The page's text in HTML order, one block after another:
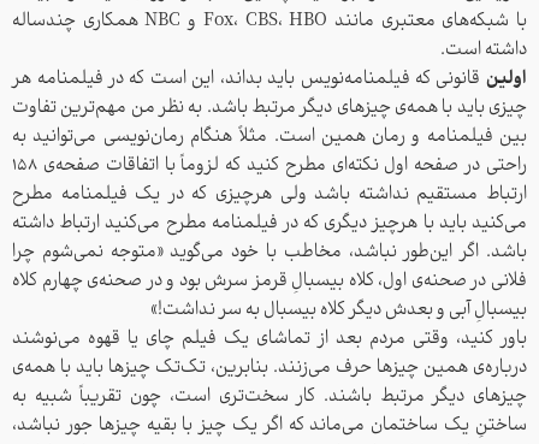
با شبکه‌های معتبری مانند Fox، CBS، HBO و NBC همکاری چندساله
داشته است.
اولین قانونی که فیلمنامه‌نویس‌ باید بداند، این است که در فیلمنامه هر
چیزی باید با همه‌ی چیزهای دیگر مرتبط باشد. به نظر من مهم‌ترین تفاوت
بین فیلمنامه و رمان همین است. مثلاً هنگام رمان‌نویسی می‌توانید به
راحتی در صفحه اول نکته‌ای مطرح کنید که لزوماً با اتفاقات صفحه‌ی 158
ارتباط مستقیم نداشته باشد ولی هرچیزی که در یک فیلمنامه مطرح
می‌کنید باید با هرچیز دیگری که در فیلمنامه مطرح می‌کنید ارتباط داشته
باشد. اگر این‌طور نباشد، مخاطب با خود می‌گوید «متوجه نمی‌شوم چرا
فلانی در صحنه‌ی اول، کلاه بیسبالِ قرمز سرش بود و در صحنه‌ی چهارم کلاه
بیسبالِ آبی و بعدش دیگر کلاه بیسبال به سر نداشت!»
باور کنید، وقتی مردم بعد از تماشای یک فیلم چای یا قهوه می‌نوشند
درباره‌ی همین چیزها حرف می‌زنند. بنابرین، تک‌تک چیزها باید با همه‌ی
چیزهای دیگر مرتبط باشند. کار سخت‌تری است، چون تقریباً شبیه به
ساختنِ یک ساختمان می‌ماند که اگر یک چیز با بقیه چیزها جور نباشد،